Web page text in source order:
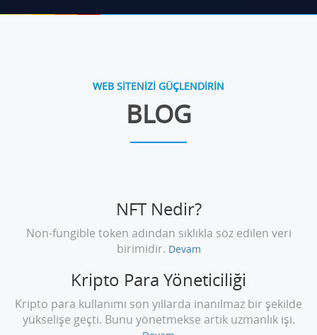
WEB SİTENİZİ GÜÇLENDİRİN
BLOG
NFT Nedir?
Non-fungible token adından sıklıkla söz edilen veri
birimidir. Devam
Kripto Para Yöneticiliği
Kripto para kullanımı son yıllarda inanılmaz bir şekilde
yükselişe geçti. Bunu yönetmekse artık uzmanlık işi.